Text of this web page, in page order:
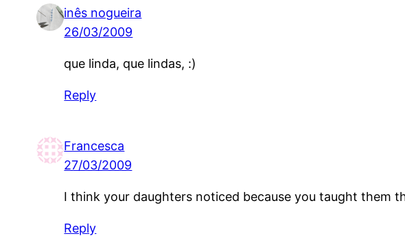
inês nogueira
26/03/2009
que linda, que lindas, :)
Reply
Francesca
27/03/2009
I think your daughters noticed because you taught them
Reply